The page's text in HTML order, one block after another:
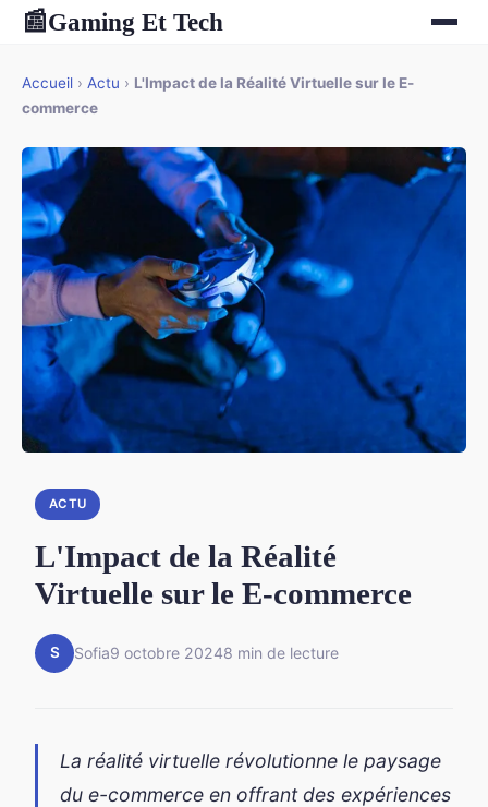
📰Gaming Et Tech
Accueil › Actu › L'Impact de la Réalité Virtuelle sur le E-
commerce
ACTU
L'Impact de la Réalité
Virtuelle sur le E-commerce
S Sofia9 octobre 20248 min de lecture
La réalité virtuelle révolutionne le paysage
du e-commerce en offrant des expériences